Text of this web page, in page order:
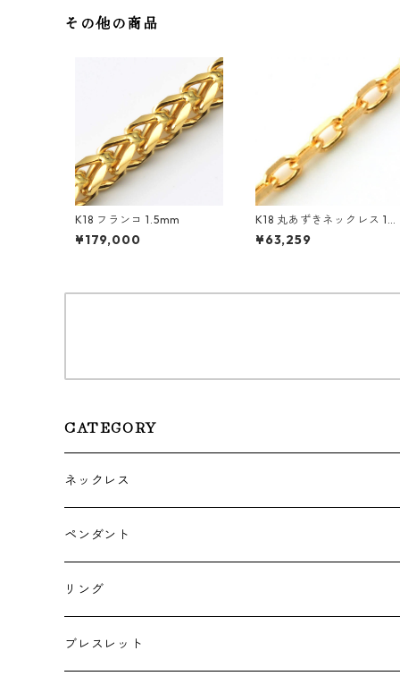
その他の商品
K18 フランコ 1.5mm
¥179,000
K18 丸あずきネックレス 1m
m スライド付き
¥63,259
CATEGORY
ネックレス
ゴールド・プラチナ
シルバー
ペンダント
ゴールド
シルバー
リング
ゴールド
ブレスレット